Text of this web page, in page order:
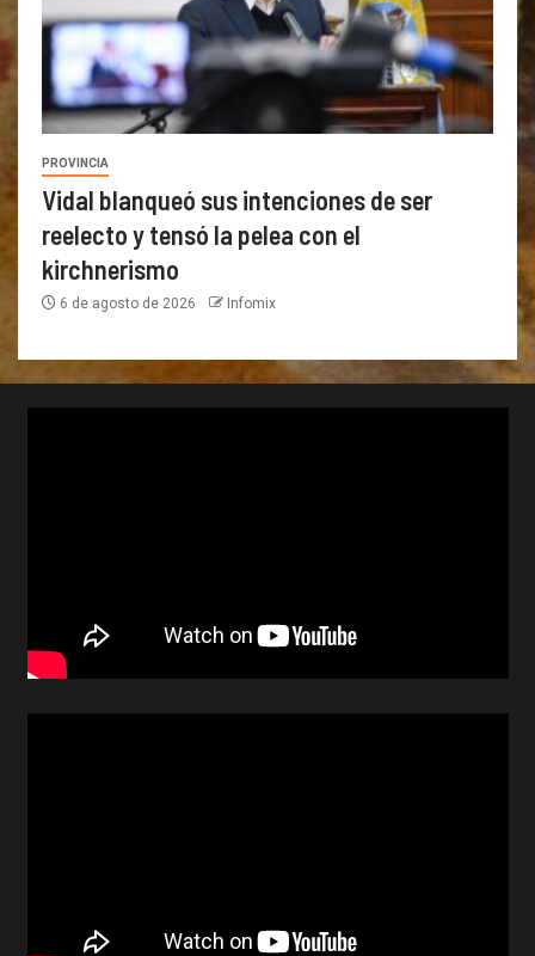
PROVINCIA
Vidal blanqueó sus intenciones de ser
reelecto y tensó la pelea con el
kirchnerismo
6 de agosto de 2026 Infomix